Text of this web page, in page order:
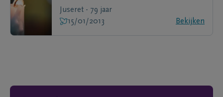
Juseret - 79 jaar
15/01/2013
Bekijken